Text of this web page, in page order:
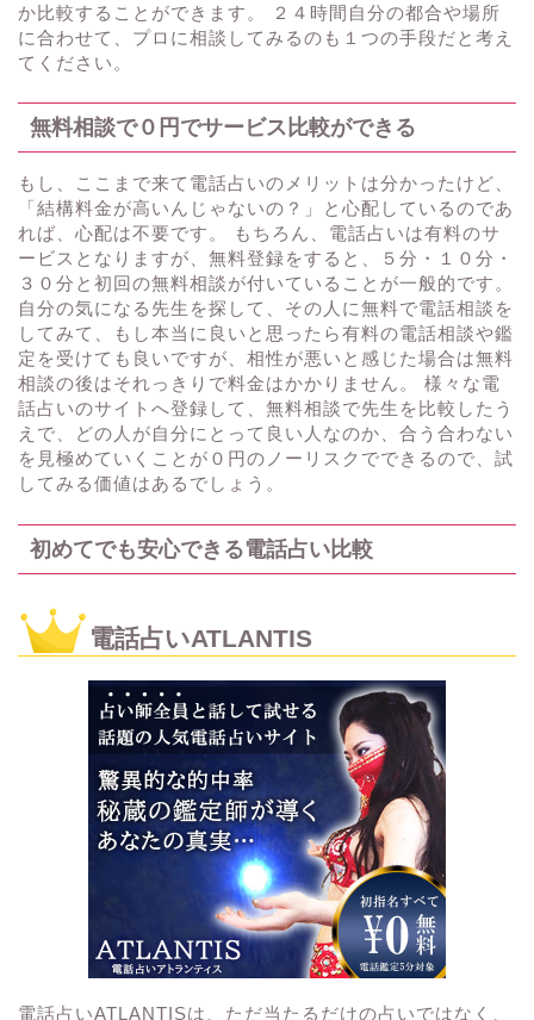
か比較することができます。 ２４時間自分の都合や場所
に合わせて、プロに相談してみるのも１つの手段だと考え
てください。
無料相談で０円でサービス比較ができる
もし、ここまで来て電話占いのメリットは分かったけど、
「結構料金が高いんじゃないの？」と心配しているのであ
れば、心配は不要です。 もちろん、電話占いは有料のサ
ービスとなりますが、無料登録をすると、５分・１０分・
３０分と初回の無料相談が付いていることが一般的です。
自分の気になる先生を探して、その人に無料で電話相談を
してみて、もし本当に良いと思ったら有料の電話相談や鑑
定を受けても良いですが、相性が悪いと感じた場合は無料
相談の後はそれっきりで料金はかかりません。 様々な電
話占いのサイトへ登録して、無料相談で先生を比較したう
えで、どの人が自分にとって良い人なのか、合う合わない
を見極めていくことが０円のノーリスクでできるので、試
してみる価値はあるでしょう。
初めてでも安心できる電話占い比較
電話占いATLANTIS
電話占いATLANTISは、ただ当たるだけの占いではなく、